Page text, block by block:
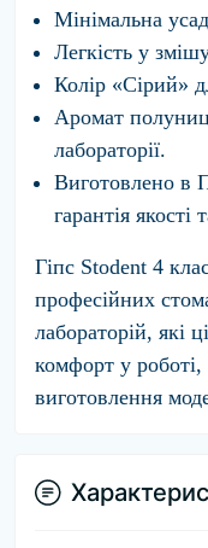
Мінімальна
Легкість у
Колір «Сірий»
Аромат
лабораторії.
Виготовлено в
гарантія якості
Гіпс Stodent 4
професійних
лабораторій, які
комфорт у роботі,
виготовлення